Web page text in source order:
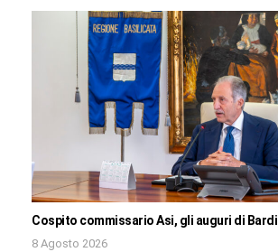
Cospito commissario Asi, gli auguri di Bardi
8 Agosto 2026